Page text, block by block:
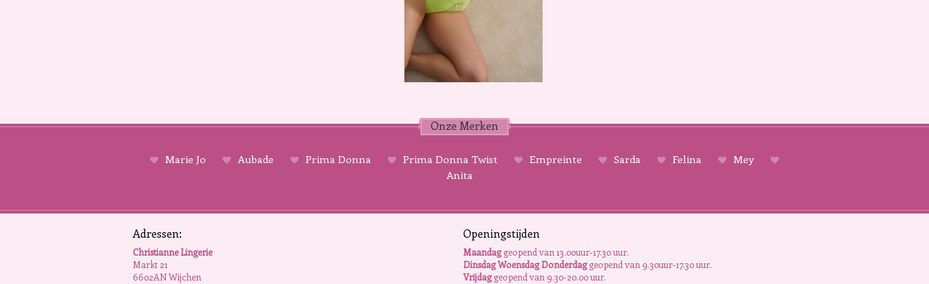
Onze Merken
Marie Jo Aubade Prima Donna Prima Donna Twist Empreinte Sarda Felina
Mey
Anita
Adressen:
Christianne Lingerie
Markt 21
6602AN Wijchen
Openingstijden
Maandaggeopend van 13.00uur-17.30 uur.
Dinsdag Woensdag Donderdaggeopend van 9.30uur-17.30 uur.
Vrijdaggeopend van 9.30-20.00 uur.